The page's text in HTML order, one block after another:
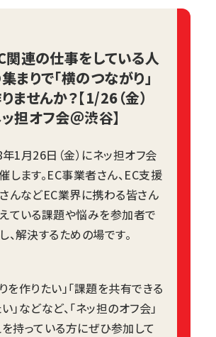
関連の仕事をしている人
まりで「横のつながり」
ませんか？【1/26（金）
担オフ会＠渋谷】
1月26日（金）にネッ担オフ会
します。EC事業者さん、EC支援
んなどEC業界に携わる皆さん
ている課題や悩みを参加者で
、解決するための場です。
を作りたい」「課題を共有できる
」などなど、「ネッ担のオフ会」
持っている方にぜひ参加して